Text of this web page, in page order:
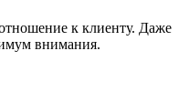
к клиенту. Даже
внимания.